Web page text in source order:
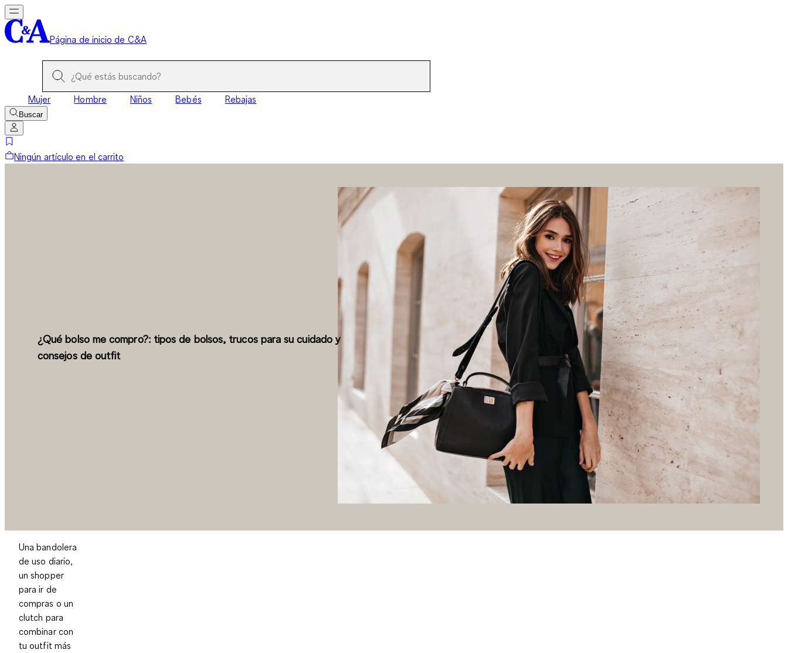
Página de inicio de C&A
Mujer Hombre Niños Bebés Rebajas
Buscar
Ningún artículo en el carrito
¿Qué bolso me compro?: tipos de bolsos, trucos para su cuidado y
consejos de outfit
Una bandolera
de uso diario,
un shopper
para ir de
compras o un
clutch para
combinar con
tu outfit más